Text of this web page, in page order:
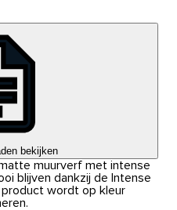
bekijken
muurverf met intense
blijven dankzij de Intense
wordt op kleur